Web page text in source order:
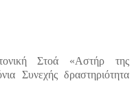
Στοά «Αστήρ της
Συνεχής δραστηριότητα